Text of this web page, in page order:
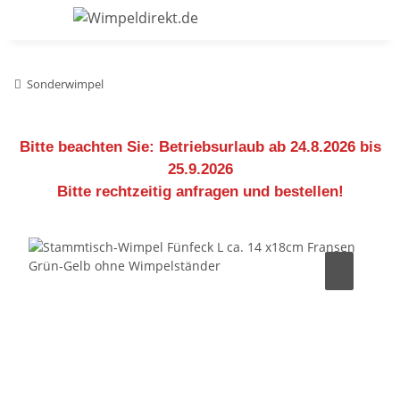
Sonderwimpel
Bitte beachten Sie: Betriebsurlaub ab 24.8.2026 bis
25.9.2026
Bitte rechtzeitig anfragen und bestellen!